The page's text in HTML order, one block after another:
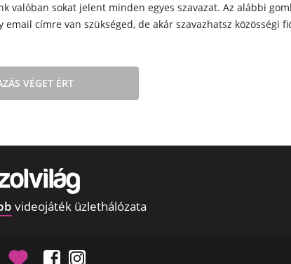
valóban sokat jelent minden egyes szavazat. Az alábbi
címre van szükséged, de akár szavazhatsz közösségi
VÉGET ÉRT
videojáték üzlethálózata